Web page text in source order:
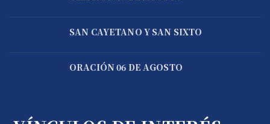
SAN CAYETANO Y SAN SIXTO
ORACIÓN 06 DE AGOSTO